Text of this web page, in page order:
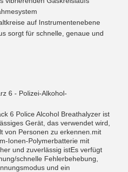
auf Instrumentenebene
sorgt für schnelle, genaue und
6 - Polizei-Alkohol-
6 Police Alcohol Breathalyzer ist
Gerät, das verwendet wird,
von Personen zu erkennen.mit
Ionen-Polymerbatterie mit
und zuverlässig istEs verfügt
schnelle Fehlerbehebung,
und ein